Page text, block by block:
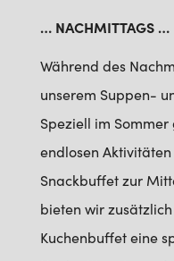
… NACHMITTAGS …
Während des
unserem Suppen-
Speziell im
endlosen
Snackbuffet zur
bieten wir
Kuchenbuffet eine